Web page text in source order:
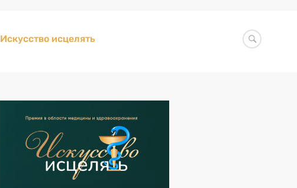
Искусство исцелять